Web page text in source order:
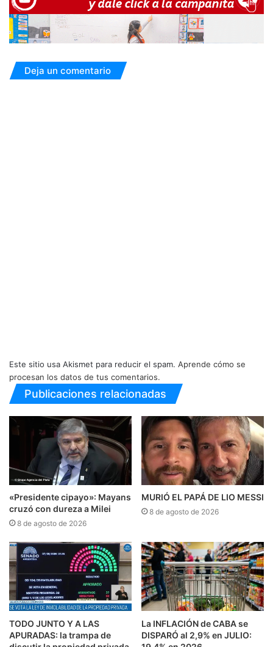
Deja un comentario
Este sitio usa Akismet para reducir el spam. Aprende cómo se
procesan los datos de tus comentarios.
Publicaciones relacionadas
«Presidente cipayo»: Mayans
cruzó con dureza a Milei
8 de agosto de 2026
MURIÓ EL PAPÁ DE LIO MESSI
8 de agosto de 2026
TODO JUNTO Y A LAS
APURADAS: la trampa de
La INFLACIÓN de CABA se
DISPARÓ al 2,9% en JULIO: